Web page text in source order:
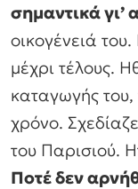
σημαντικά γι’
οικογένειά
μέχρι τέλους.
καταγωγής του,
χρόνο.
του Παρισιού.
Ποτέ δεν